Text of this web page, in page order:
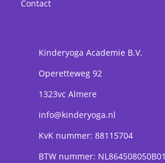
Contact
Kinderyoga Academie B.V.
Operetteweg 92
1323vc Almere
info@kinderyoga.nl
KvK nummer: 88115704
BTW nummer: NL864508050B01